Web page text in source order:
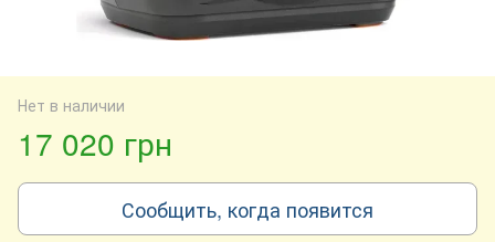
Нет в наличии
17 020 грн
Сообщить, когда появится